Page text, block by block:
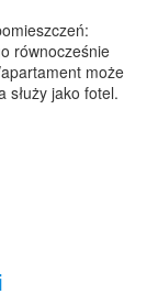
równocześnie
może
służy jako fotel.